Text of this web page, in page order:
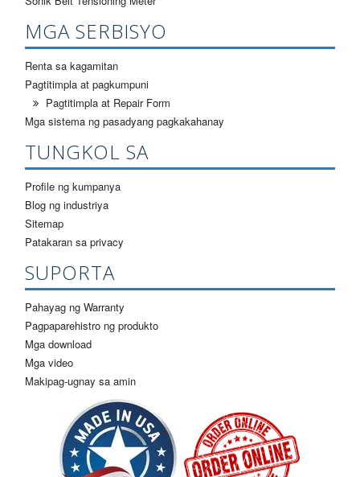
MGA SERBISYO
Renta sa kagamitan
Pagtitimpla at pagkumpuni
Pagtitimpla at Repair Form
Mga sistema ng pasadyang pagkakahanay
TUNGKOL SA
Profile ng kumpanya
Blog ng industriya
Sitemap
Patakaran sa privacy
SUPORTA
Pahayag ng Warranty
Pagpaparehistro ng produkto
Mga download
Mga video
Makipag-ugnay sa amin